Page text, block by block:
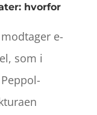
hvorfor
e-
som i